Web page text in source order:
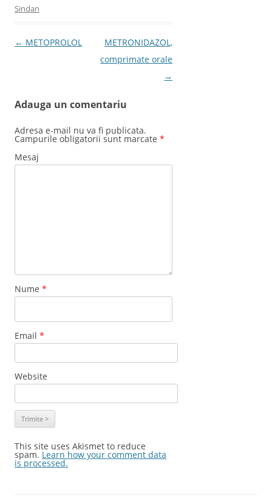
Sindan
Post navigation
← METOPROLOL
METRONIDAZOL,
comprimate orale
→
Adauga un comentariu
Adresa e-mail nu va fi publicata.
Campurile obligatorii sunt marcate *
Mesaj
Nume *
Email *
Website
This site uses Akismet to reduce
spam. Learn how your comment data
is processed.